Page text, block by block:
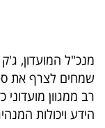
המילון
הכלכלי
פודקאסט
מנכ"ל המועדון, ג'ק
שמחים לצרף את
רב ממגוון מועדוני
הידע ויכולות